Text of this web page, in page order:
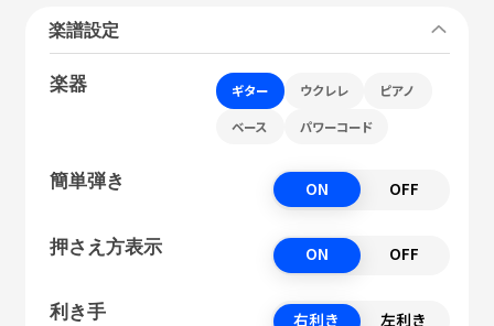
楽譜設定
楽器 ギター ウクレレ ピアノ
ベース パワーコード
簡単弾き ON OFF
押さえ方表示 ON OFF
利き手 右利き 左利き